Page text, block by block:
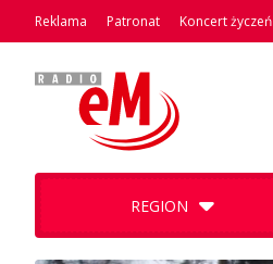
Reklama Patronat Koncert życzeń
REGION